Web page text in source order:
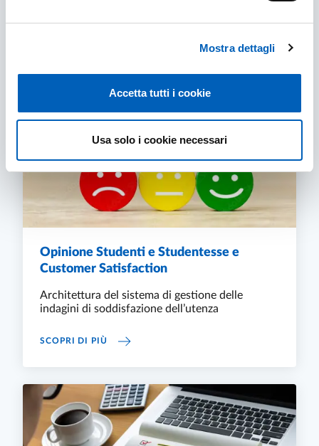
Mostra dettagli
Accetta tutti i cookie
Usa solo i cookie necessari
Opinione Studenti e Studentesse e
Customer Satisfaction
Architettura del sistema di gestione delle
indagini di soddisfazione dell’utenza
SCOPRI DI PIÙ OPINIONE STUDENTI E STUDENTESSE E